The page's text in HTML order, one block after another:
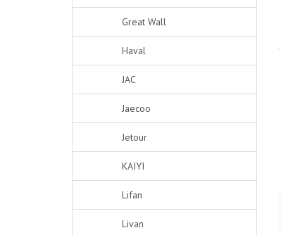
Great Wall
Haval
JAC
Jaecoo
Jetour
KAIYI
Lifan
Livan